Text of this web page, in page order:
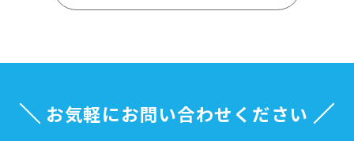
お気軽にお問い合わせください